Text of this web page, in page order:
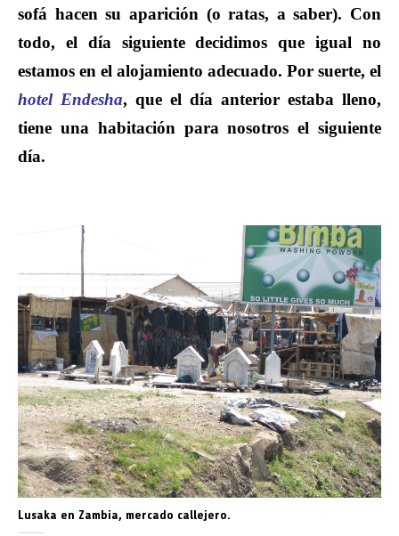
sofá hacen su aparición (o ratas, a saber). Con
todo, el día siguiente decidimos que igual no
estamos en el alojamiento adecuado. Por suerte, el
hotel Endesha, que el día anterior estaba lleno,
tiene una habitación para nosotros el siguiente
día.
Lusaka en Zambia, mercado callejero.